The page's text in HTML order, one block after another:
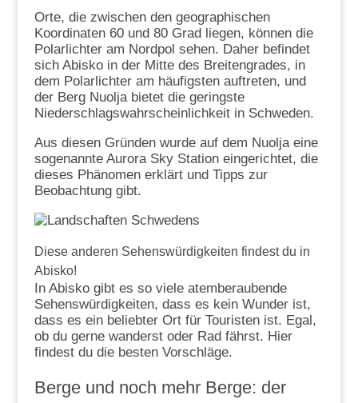
Orte, die zwischen den geographischen
Koordinaten 60 und 80 Grad liegen, können die
Polarlichter am Nordpol sehen. Daher befindet
sich Abisko in der Mitte des Breitengrades, in
dem Polarlichter am häufigsten auftreten, und
der Berg Nuolja bietet die geringste
Niederschlagswahrscheinlichkeit in Schweden.
Aus diesen Gründen wurde auf dem Nuolja eine
sogenannte Aurora Sky Station eingerichtet, die
dieses Phänomen erklärt und Tipps zur
Beobachtung gibt.
Diese anderen Sehenswürdigkeiten findest du in
Abisko!
In Abisko gibt es so viele atemberaubende
Sehenswürdigkeiten, dass es kein Wunder ist,
dass es ein beliebter Ort für Touristen ist. Egal,
ob du gerne wanderst oder Rad fährst. Hier
findest du die besten Vorschläge.
Berge und noch mehr Berge: der